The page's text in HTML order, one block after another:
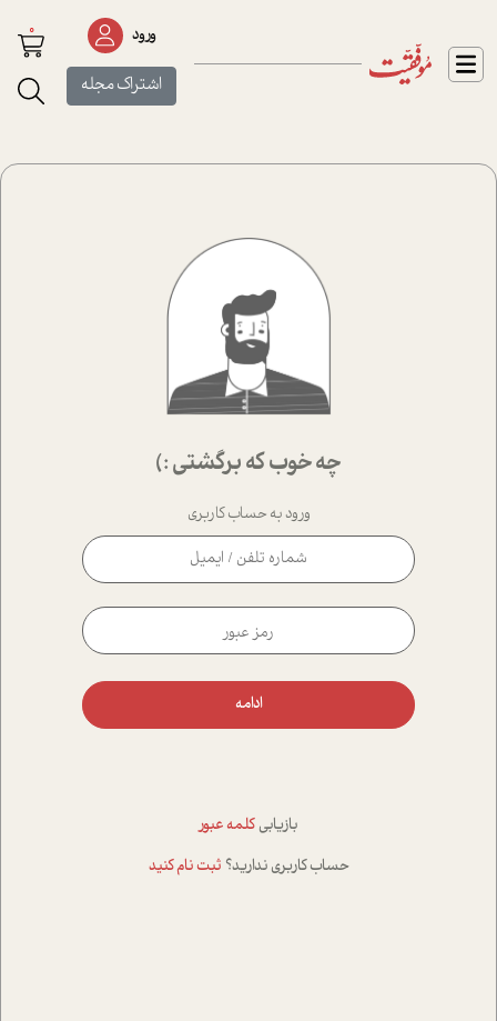
ورود
اشتراک مجله
0
چه خوب که برگشتی :)
ورود به حساب کاربری
ادامه
بازیابی کلمه عبور
حساب کاربری ندارید؟ ثبت نام کنید